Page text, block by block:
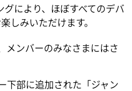
により、ほぼすべてのデバ
しみいただけます。
メンバーのみなさまにはさ
下部に追加された「ジャン